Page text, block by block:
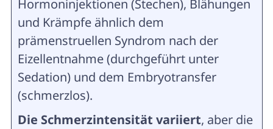
Hormoninjektionen (Stechen), Blähungen
und Krämpfe ähnlich dem
prämenstruellen Syndrom nach der
Eizellentnahme (durchgeführt unter
Sedation) und dem Embryotransfer
(schmerzlos).
Die Schmerzintensität variiert, aber die